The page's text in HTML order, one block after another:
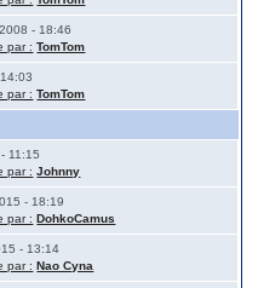
- 18:46
par : TomTom
par : TomTom
11:15
par : Johnny
- 18:19
par : DohkoCamus
- 13:14
par : Nao Cyna